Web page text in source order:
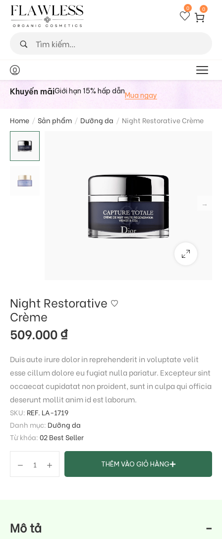
0 0
Khuyến mãiGiới hạn 15% hấp dẫn
Mua ngay
Home / Sản phẩm / Dưỡng da / Night Restorative Crème
Night Restorative
Crème
509.000 ₫
Duis aute irure dolor in reprehenderit in voluptate velit
esse cillum dolore eu fugiat nulla pariatur. Excepteur sint
occaecat cupidatat non proident, sunt in culpa qui officia
deserunt mollit anim id est laborum.
SKU: REF. LA-1719
Danh mục: Dưỡng da
Từ khóa:02 Best Seller
THÊM VÀO GIỎ HÀNG
Mô tả